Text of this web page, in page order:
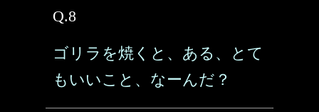
Q.8
ゴリラを焼くと、ある、とて
もいいこと、なーんだ？